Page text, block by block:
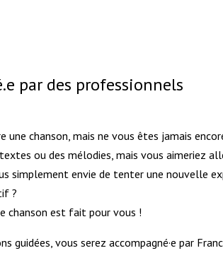
par des professionnels
une chanson, mais ne vous êtes jamais
ou des mélodies, mais vous aimeriez
simplement envie de tenter une nouvelle
?
chanson est fait pour vous !
guidées, vous serez accompagné·e par